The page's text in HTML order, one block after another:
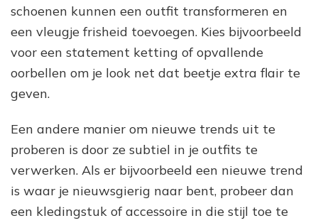
schoenen kunnen een outfit transformeren en
een vleugje frisheid toevoegen. Kies bijvoorbeeld
voor een statement ketting of opvallende
oorbellen om je look net dat beetje extra flair te
geven.
Een andere manier om nieuwe trends uit te
proberen is door ze subtiel in je outfits te
verwerken. Als er bijvoorbeeld een nieuwe trend
is waar je nieuwsgierig naar bent, probeer dan
een kledingstuk of accessoire in die stijl toe te